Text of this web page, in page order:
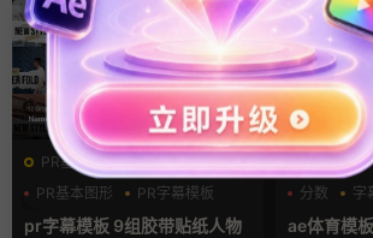
PR基本图形mogrt
PR基本图形
PR字幕模板
人物介绍
pr字幕模板 9组胶带贴纸人物
AE模板
分数
字
ae体育模